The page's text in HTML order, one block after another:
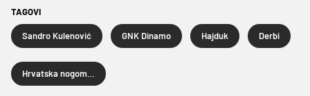
TAGOVI
Sandro Kulenović GNK Dinamo Hajduk Derbi